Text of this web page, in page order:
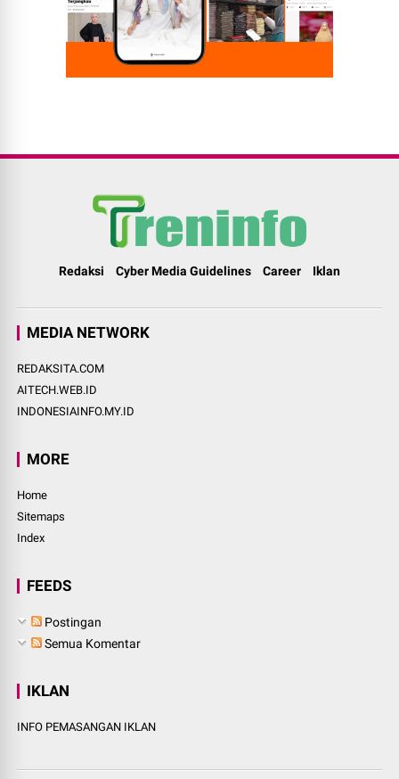
Redaksi Cyber Media Guidelines Career Iklan
MEDIA NETWORK
REDAKSITA.COM
AITECH.WEB.ID
INDONESIAINFO.MY.ID
MORE
Home
Sitemaps
Index
FEEDS
Postingan
Semua Komentar
IKLAN
INFO PEMASANGAN IKLAN